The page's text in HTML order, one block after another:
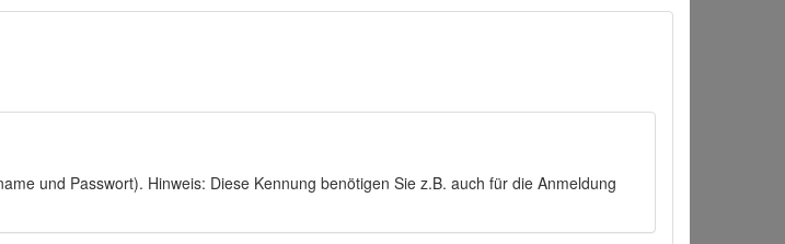
und Passwort). Hinweis: Diese Kennung benötigen Sie z.B. auch für die Anmeldung